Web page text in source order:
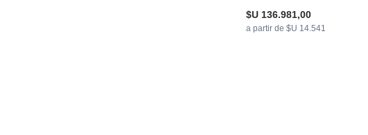
$U 136.981,00
a partir de $U 14.541